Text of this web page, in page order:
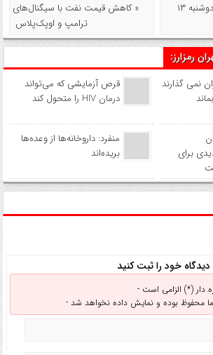
قیمت طلا و سکه امروز دوشنبه ۱۳
« کاهش قیمت نفت با سیگنال‌های
ترامپ و اوپک‌پلاس
رمزارز:
نمی گذارند
قرص آزمایشی که می‌تواند
درمان HIV را متحول کند
برای
منفرد: داروخانه‌ها از وعده‌ها
بریده‌اند
خود را ثبت کنید
دار (*) الزامی است -
محفوظ بوده و نمایش داده نخواهد شد -